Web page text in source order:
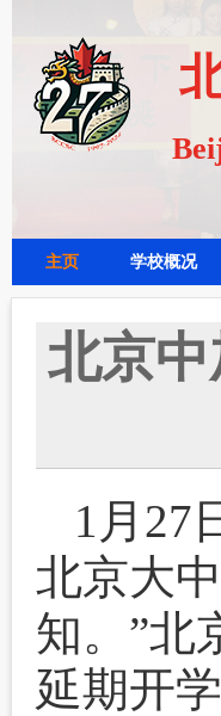
主页 学校概况
北京
1月27
北京大
知。”北
延期开